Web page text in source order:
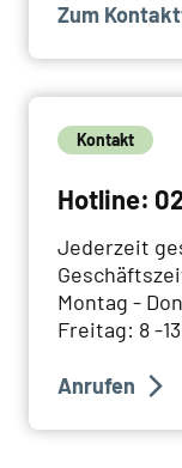
Zum
Kontakt
Hotline:
Jederzeit
Montag -
Freitag: 8 -
Anrufen